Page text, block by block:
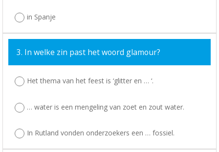
in Spanje
3. In welke zin past het woord glamour?
Het thema van het feest is ‘glitter en … ‘.
… water is een mengeling van zoet en zout water.
In Rutland vonden onderzoekers een … fossiel.